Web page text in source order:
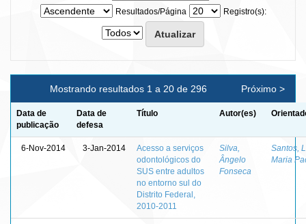
Resultados/Página
Registro(s):
Mostrando resultados 1 a 20 de 296 Próximo >
Data de
publicação
Data de
defesa
Título Autor(es)
6-Nov-2014 3-Jan-2014
Acesso a serviços
odontológicos do
SUS entre adultos
no entorno sul do
Distrito Federal,
2010-2011
Silva,
Ângelo
Fonseca
Santos,
Maria